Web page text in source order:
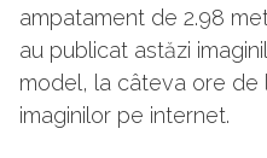
ampatament de 2.98
au publicat astăzi
model, la câteva ore de
imaginilor pe internet.